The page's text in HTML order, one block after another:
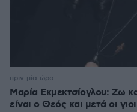
Μαρία Εκμεκτσίογλου: Ζω
είναι ο Θεός και μετά οι
πριν μία ώρα